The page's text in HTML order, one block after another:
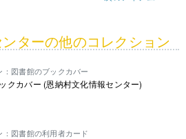
ターの他のコレクション
：図書館のブックカバー
クカバー (恩納村文化情報センター)
：図書館の利用者カード